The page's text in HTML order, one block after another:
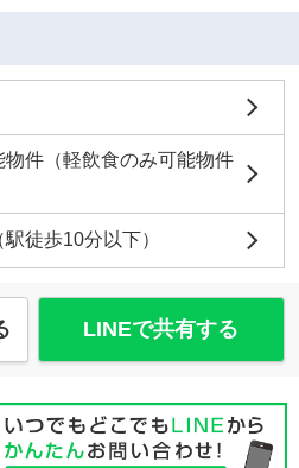
物件（軽飲食のみ可能物件
徒歩10分以下）
LINEで共有する